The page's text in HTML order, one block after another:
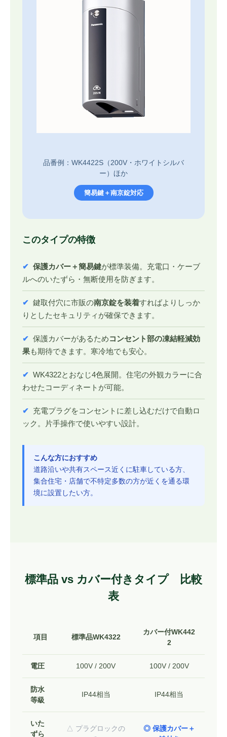
品番例：WK4422S（200V・ホワイトシルバ
ー）ほか
簡易鍵＋南京錠対応
このタイプの特徴
✔ 保護カバー＋簡易鍵が標準装備。充電口・ケーブ
ルへのいたずら・無断使用を防ぎます。
✔ 鍵取付穴に市販の南京錠を装着すればよりしっか
りとしたセキュリティが確保できます。
✔ 保護カバーがあるためコンセント部の凍結軽減効
果も期待できます。寒冷地でも安心。
✔ WK4322とおなじ4色展開。住宅の外観カラーに合
わせたコーディネートが可能。
✔ 充電プラグをコンセントに差し込むだけで自動ロ
ック。片手操作で使いやすい設計。
こんな方におすすめ
道路沿いや共有スペース近くに駐車している方、
集合住宅・店舗で不特定多数の方が近くを通る環
境に設置したい方。
標準品 vs カバー付きタイプ 比較
表
項目 標準品WK4322
カバー付WK442
2
電圧 100V / 200V 100V / 200V
防水
等級
IP44相当 IP44相当
いた
ずら
△ プラグロックの
◎ 保護カバー＋